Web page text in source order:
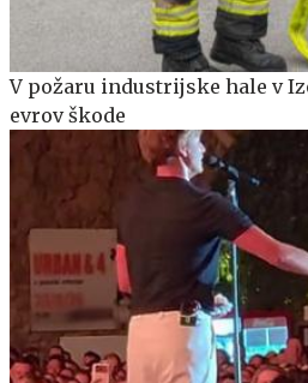
V požaru industrijske hale v
evrov škode